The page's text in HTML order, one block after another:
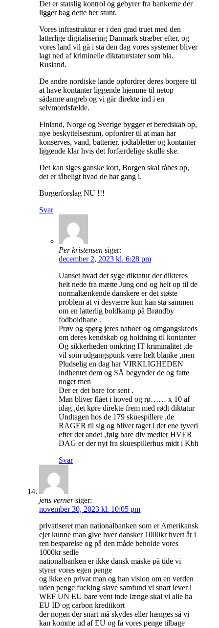
Det er statslig kontrol og gebyrer fra bankerne der
ligger bag dette her stunt.
Vores infrastruktur er i den grad truet med den
latterlige digitalisering Danmark stræber efter, og
vores land vil gå i stå den dag vores systemer bliver
lagt ned af kriminelle diktaturstater som bla.
Rusland.
De andre nordiske lande opfordrer deres borgere til
at have kontanter liggende hjemme til netop
sådanne angreb og vi går direkte ind i en
selvmordsfælde.
Finland, Norge og Sverige bygger et beredskab op,
nye beskyttelsesrum, opfordrer til at man har
konserves, vand, batterier, jodtabletter og kontanter
liggende klar hvis det forfærdelige skulle ske.
Det kan siges ganske kort, Borgen skal råbes op,
det er tåbeligt hvad de har gang i.
Borgerforslag NU !!!
Svar
Per kristensen siger:
december 2, 2023 kl. 6:28 pm
Uanset hvad det syge diktatur der dikteres
helt nede fra mætte Jung ond og helt op til de
normaltænkende danskere er det støste
problem at vi desværre kun kan stå sammen
om en latterlig boldkamp på Brøndby
fodboldbane .
Prøv og spørg jeres naboer og omgangskreds
om deres kendskab og holdning til kontanter
Og sikkerheden omkring IT kriminalitet ,de
vil som udgangspunk være helt blanke ,men
Pludselig en dag har VIRKLIGHEDEN
indhentet dem og SÅ begynder de og fatte
noget men
Der er det bare for sent .
Man bliver flået i hoved og rø…… x 10 af
idag ,det køre direkte frem med rødt diktatur
Undtagen hos de 179 skuespillere ,de
RAGER til sig og bliver taget i det ene tyveri
efter det andet ,følg bare div medier HVER
DAG er der nyt fra skuespillerhus midt i Kbh
Svar
jens verner siger:
november 30, 2023 kl. 10:05 pm
privatiseret man nationalbanken som er Amerikansk
ejet kunne man give hver dansker 1000kr hvert år i
ren besparelse og på den måde beholde vores
1000kr sedle
nationalbanken er ikke dansk måske på tide vi
styrer vores egen penge
og ikke en privat man og han vision om en verden
uden penge fucking slave samfund vi snart lever i
WEF UN EU bare vent inde længe skal vi alle ha
EU ID og carbon kreditkort
der nogen der snart må skydes eller hænges så vi
kan komme ud af EU og få vores penge tilbage